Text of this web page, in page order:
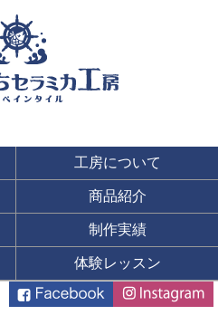
工房について
商品紹介
制作実績
体験レッスン